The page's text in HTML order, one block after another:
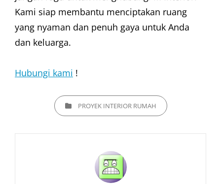
Kami siap membantu menciptakan ruang
yang nyaman dan penuh gaya untuk Anda
dan keluarga.
Hubungi kami !
CATEGORIESPROYEK INTERIOR RUMAH